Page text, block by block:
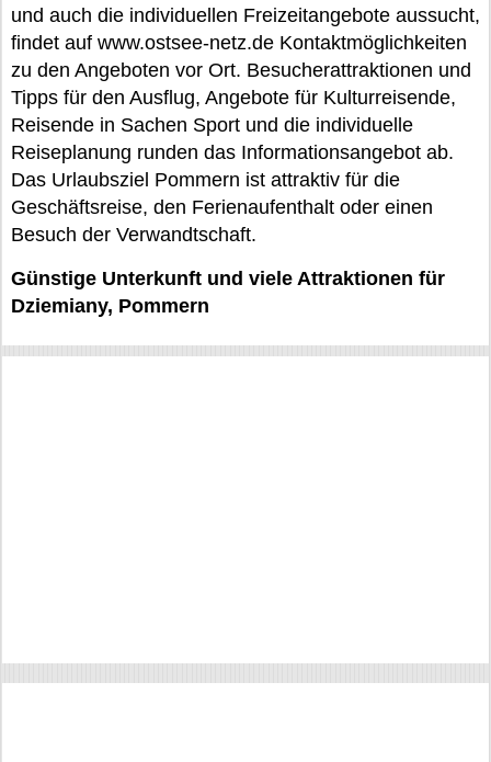
und auch die individuellen Freizeitangebote aussucht,
findet auf www.ostsee-netz.de Kontaktmöglichkeiten
zu den Angeboten vor Ort. Besucherattraktionen und
Tipps für den Ausflug, Angebote für Kulturreisende,
Reisende in Sachen Sport und die individuelle
Reiseplanung runden das Informationsangebot ab.
Das Urlaubsziel Pommern ist attraktiv für die
Geschäftsreise, den Ferienaufenthalt oder einen
Besuch der Verwandtschaft.
Günstige Unterkunft und viele Attraktionen für
Dziemiany, Pommern